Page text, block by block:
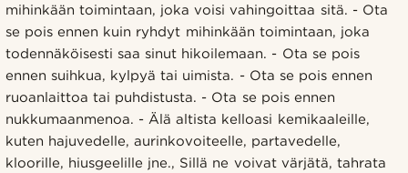
mihinkään toimintaan, joka voisi vahingoittaa sitä. - Ota
se pois ennen kuin ryhdyt mihinkään toimintaan, joka
todennäköisesti saa sinut hikoilemaan. - Ota se pois
ennen suihkua, kylpyä tai uimista. - Ota se pois ennen
ruoanlaittoa tai puhdistusta. - Ota se pois ennen
nukkumaanmenoa. - Älä altista kelloasi kemikaaleille,
kuten hajuvedelle, aurinkovoiteelle, partavedelle,
kloorille, hiusgeelille jne., Sillä ne voivat värjätä, tahrata